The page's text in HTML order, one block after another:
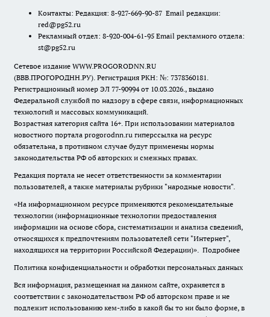
Контакты: Редакция: 8-927-669-90-87 Email редакции:
red@pg52.ru
Рекламный отдел: 8-920-004-61-95 Email рекламного отдела:
st@pg52.ru
Сетевое издание WWW.PROGORODNN.RU
(ВВВ.ПРОГОРОДНН.РУ). Регистрация РКН: №: 7378360181.
Регистрационный номер ЭЛ 77-90994 от 10.03.2026., выдано
Федеральной службой по надзору в сфере связи, информационных
технологий и массовых коммуникаций.
Возрастная категория сайта 16+. При использовании материалов
новостного портала progorodnn.ru гиперссылка на ресурс
обязательна, в противном случае будут применены нормы
законодательства РФ об авторских и смежных правах.
Редакция портала не несет ответственности за комментарии
пользователей, а также материалы рубрики "народные новости".
«На информационном ресурсе применяются рекомендательные
технологии (информационные технологии предоставления
информации на основе сбора, систематизации и анализа сведений,
относящихся к предпочтениям пользователей сети "Интернет",
находящихся на территории Российской Федерации)». Подробнее
Политика конфиденциальности и обработки персональных данных
Вся информация, размещенная на данном сайте, охраняется в
соответствии с законодательством РФ об авторском праве и не
подлежит использованию кем-либо в какой бы то ни было форме, в